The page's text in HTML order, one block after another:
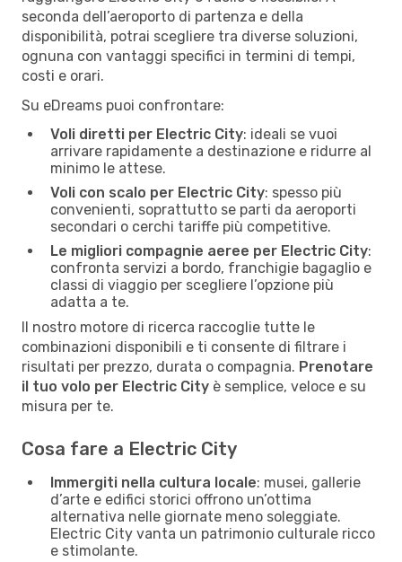
seconda dell’aeroporto di partenza e della
disponibilità, potrai scegliere tra diverse soluzioni,
ognuna con vantaggi specifici in termini di tempi,
costi e orari.
Su eDreams puoi confrontare:
Voli diretti per Electric City: ideali se vuoi
arrivare rapidamente a destinazione e ridurre al
minimo le attese.
Voli con scalo per Electric City: spesso più
convenienti, soprattutto se parti da aeroporti
secondari o cerchi tariffe più competitive.
Le migliori compagnie aeree per Electric City:
confronta servizi a bordo, franchigie bagaglio e
classi di viaggio per scegliere l’opzione più
adatta a te.
Il nostro motore di ricerca raccoglie tutte le
combinazioni disponibili e ti consente di filtrare i
risultati per prezzo, durata o compagnia. Prenotare
il tuo volo per Electric City è semplice, veloce e su
misura per te.
Cosa fare a Electric City
Immergiti nella cultura locale: musei, gallerie
d’arte e edifici storici offrono un’ottima
alternativa nelle giornate meno soleggiate.
Electric City vanta un patrimonio culturale ricco
e stimolante.